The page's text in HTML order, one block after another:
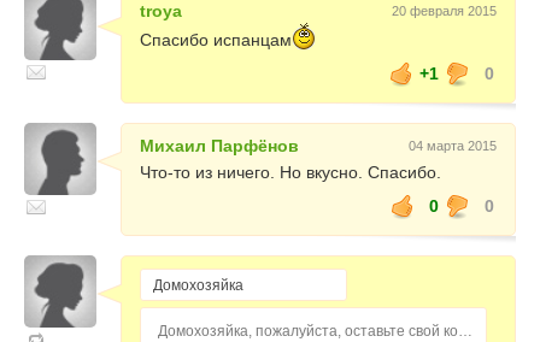
troya 20 февраля 2015
Спасибо испанцам
+1
0
Михаил Парфёнов 04 марта 2015
Что-то из ничего. Но вкусно. Спасибо.
0
0
Домохозяйка, пожалуйста, оставьте свой комментарий...